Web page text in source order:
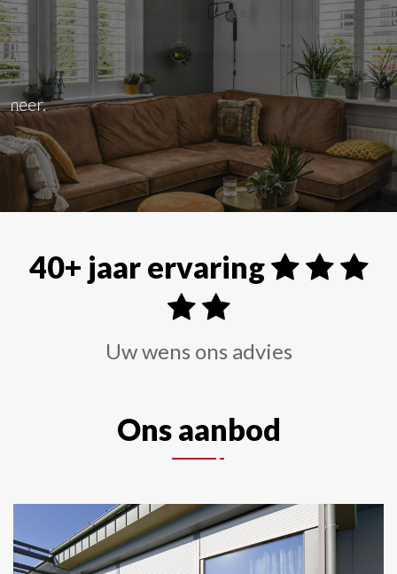
Raamdecoraties
Alle soorten raamdecoraties zoals shutters,
40+ jaar ervaring
Uw wens ons advies
Ons aanbod